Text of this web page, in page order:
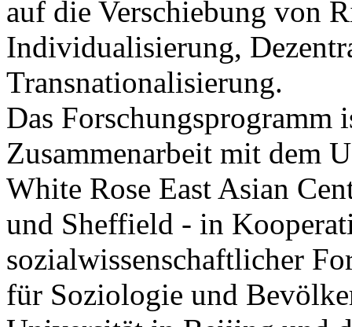
auf die Verschiebung von
Individualisierung,
Transnationalisierung.
Das Forschungsprogramm
Zusammenarbeit mit dem
White Rose East Asian
und Sheffield - in
sozialwissenschaftlicher
für Soziologie und